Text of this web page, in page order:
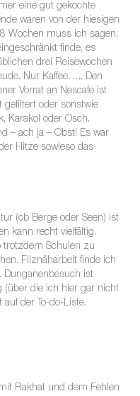
eine gut gekochte
waren von der hiesigen
Wochen muss ich sagen,
finde, es
drei Reisewochen
Nur Kaffee….. Den
Vorrat an Nescafe ist
gefiltert oder sonstwie
Karakol oder Osch.
– ach ja – Obst! Es war
Hitze sowieso das
(ob Berge oder Seen) ist
kann recht vielfältig.
trotzdem Schulen zu
Filznäharbeit finde ich
Dunganenbesuch ist
(über die ich hier gar nicht
der To-do-Liste.
Rakhat und dem Fehlen